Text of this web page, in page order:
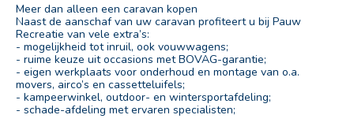
Meer dan alleen een caravan kopen
Naast de aanschaf van uw caravan profiteert u bij Pauw
Recreatie van vele extra’s:
- mogelijkheid tot inruil, ook vouwwagens;
- ruime keuze uit occasions met BOVAG-garantie;
- eigen werkplaats voor onderhoud en montage van o.a.
movers, airco’s en cassetteluifels;
- kampeerwinkel, outdoor- en wintersportafdeling;
- schade-afdeling met ervaren specialisten;